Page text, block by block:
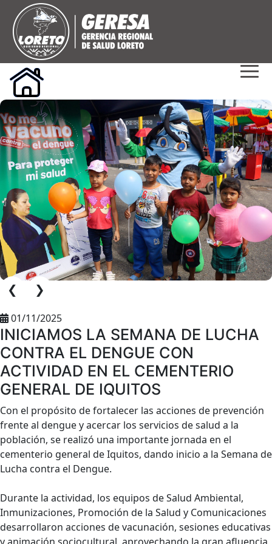
❮ ❯
01/11/2025
INICIAMOS LA SEMANA DE LUCHA
CONTRA EL DENGUE CON
ACTIVIDAD EN EL CEMENTERIO
GENERAL DE IQUITOS
Con el propósito de fortalecer las acciones de prevención
frente al dengue y acercar los servicios de salud a la
población, se realizó una importante jornada en el
cementerio general de Iquitos, dando inicio a la Semana de
Lucha contra el Dengue.
Durante la actividad, los equipos de Salud Ambiental,
Inmunizaciones, Promoción de la Salud y Comunicaciones
desarrollaron acciones de vacunación, sesiones educativas